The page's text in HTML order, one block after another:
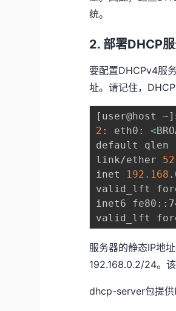
统。
2. 部署DHCP
要配置DHCPv4服
址。请记住，
[ user@host ~]
2 : eth0: <
default qlen
link/ether 52
inet 192.168
valid_lft
inet6
服务器的静态IP地
192.168.0.2/24。
dhcp-server包提供